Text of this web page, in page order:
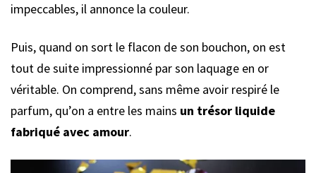
impeccables, il annonce la couleur.
Puis, quand on sort le flacon de son bouchon, on est
tout de suite impressionné par son laquage en or
véritable. On comprend, sans même avoir respiré le
parfum, qu’on a entre les mains un trésor liquide
fabriqué avec amour.